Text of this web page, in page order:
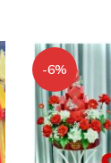
-6%